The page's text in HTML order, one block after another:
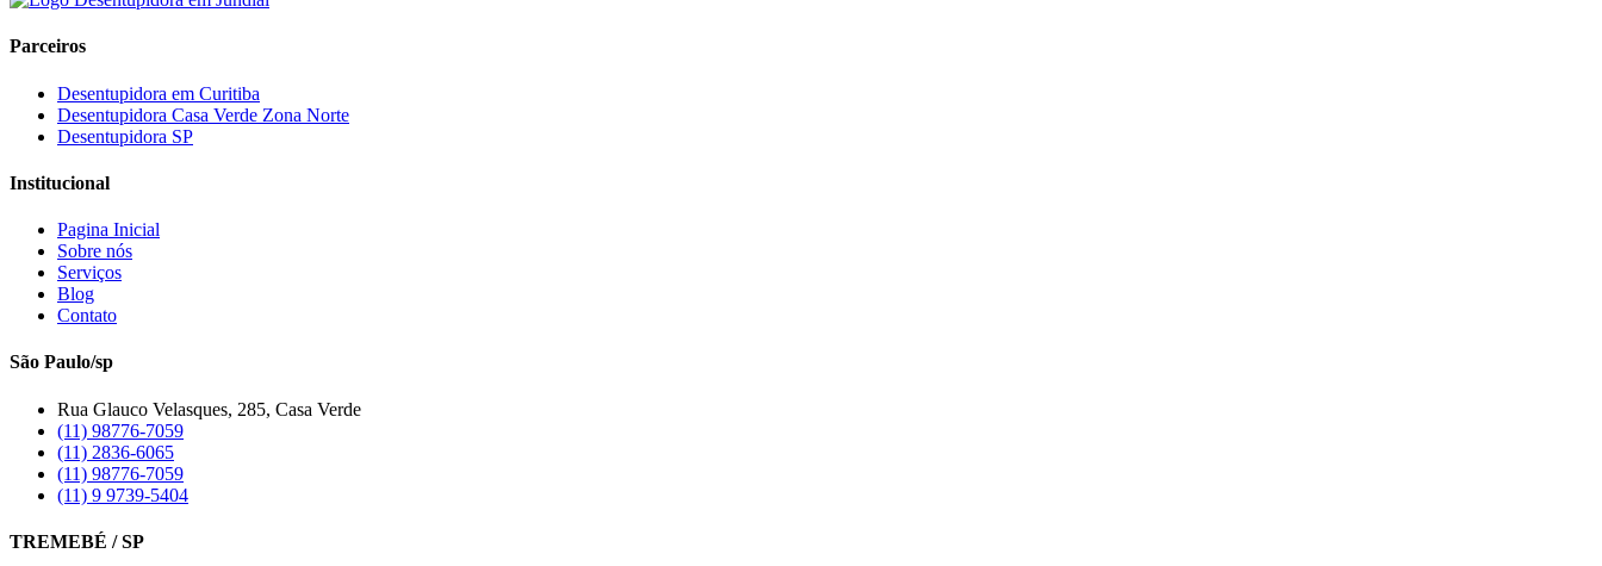
Parceiros
Desentupidora em Curitiba
Desentupidora Casa Verde Zona Norte
Desentupidora SP
Institucional
Pagina Inicial
Sobre nós
Serviços
Blog
Contato
São Paulo/sp
Rua Glauco Velasques, 285, Casa Verde
(11) 98776-7059
(11) 2836-6065
(11) 98776-7059
(11) 9 9739-5404
TREMEBÉ / SP